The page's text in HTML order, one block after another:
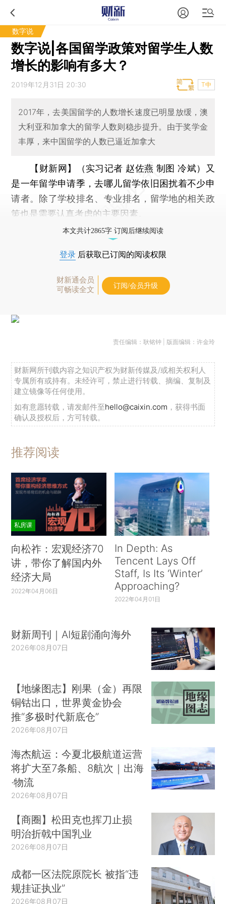
数字说
数字说|各国留学政策对留学生人数
增长的影响有多大？
2019年12月31日 20:30 T中
2017年，去美国留学的人数增长速度已明显放缓，澳
大利亚和加拿大的留学人数则稳步提升。由于奖学金
丰厚，来中国留学的人数已逼近加拿大
【财新网】（实习记者 赵佐燕 制图 冷斌）
又
是一年留学申请季，去哪儿留学依旧困扰着不少申
请者。除了学校排名、专业排名，留学地的相关政
策也是需要认真考虑的主要因素。
本文共计2865字 订阅后继续阅读
登录 后获取已订阅的阅读权限
财新通会员
可畅读全文
订阅/会员升级
责任编辑：耿铭钟 | 版面编辑：许金玲
财新网所刊载内容之知识产权为财新传媒及/或相关权利人
专属所有或持有。未经许可，禁止进行转载、摘编、复制及
建立镜像等任何使用。
如有意愿转载，请发邮件至hello@caixin.com ，获得书面
确认及授权后，方可转载。
推荐阅读
私房课
向松祚：宏观经济70
讲，带你了解国内外
经济大局
2022年04月06日
In Depth: As
Tencent Lays Off
Staff, Is Its ‘Winter’
Approaching?
2022年04月01日
财新周刊｜AI短剧涌向海外
2026年08月07日
【地缘图志】刚果（金）再限
铜钴出口，世界黄金协会
推“多极时代新底仓”
2026年08月07日
海杰航运：今夏北极航道运营
将扩大至7条船、8航次｜出海
·物流
2026年08月07日
【商圈】松田克也挥刀止损
明治折戟中国乳业
2026年08月07日
成都一区法院原院长 被指“违
规挂证执业”
2026年08月07日